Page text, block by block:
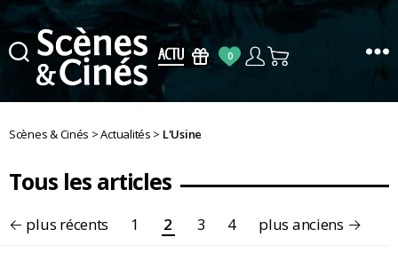
Cinés
0
Scènes & Cinés >Actualités > L'Usine
Tous les articles
Pagination
des
← plus récents 1 2 3 4 plus anciens →